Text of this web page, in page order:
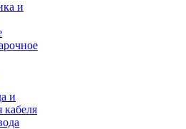
и
и
кабеля